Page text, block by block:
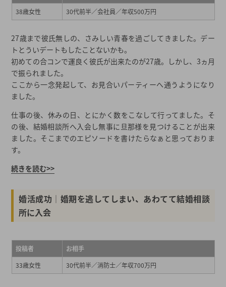
38歳女性
30代前半／会社員／年収500万円
27歳まで彼氏無しの、さみしい青春を過ごしてきました。デー
トとういデートもしたことないかも。
初めての合コンで運良く彼氏が出来たのが27歳。しかし、3ヵ月
で振られました。
ここから一念発起して、お見合いパーティーへ通うようになり
ました。
仕事の後、休みの日、とにかく数をこなして行ってました。そ
の後、結婚相談所へ入会し無事に旦那様を見つけることが出来
ました。そこまでのエピソードを書けたらなぁと思っておりま
す。
続きを読む>>
婚活成功│婚期を逃してしまい、あわてて結婚相談
所に入会
投稿者
お相手
33歳女性
30代前半／消防士／年収700万円